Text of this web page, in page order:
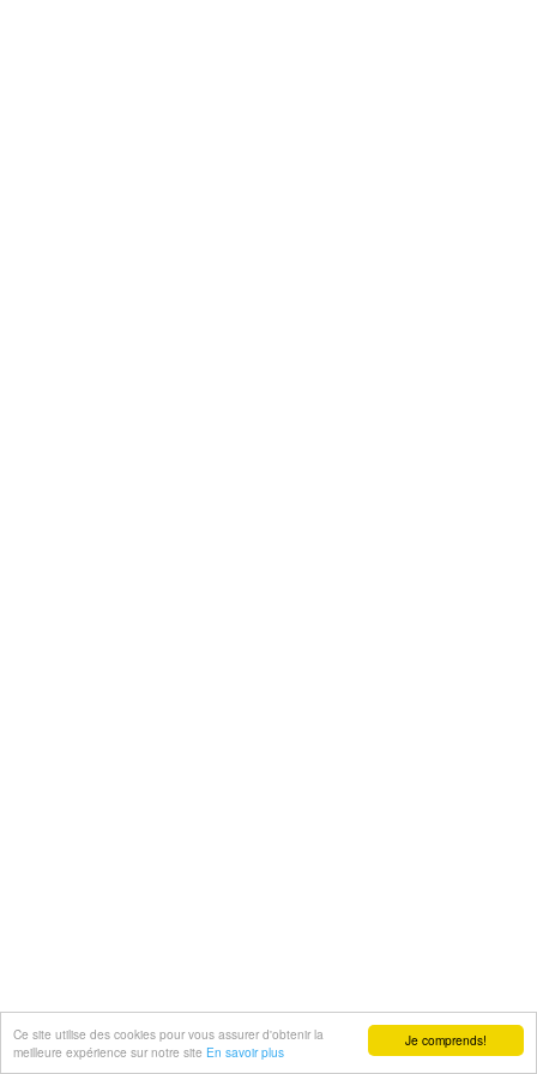
Je comprends!
Ce site utilise des cookies pour vous assurer d'obtenir la
meilleure expérience sur notre site En savoir plus